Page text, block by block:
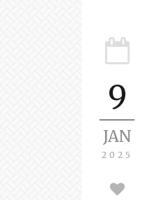
9
JAN
2025